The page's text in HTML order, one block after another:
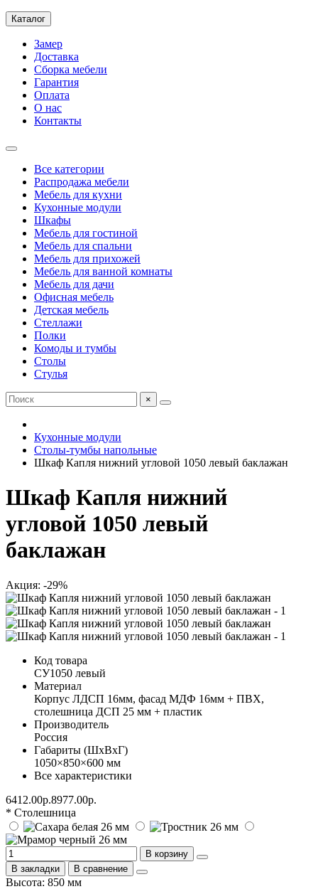
Каталог
Замер
Доставка
Сборка мебели
Гарантия
Оплата
О нас
Контакты
Все категории
Распродажа мебели
Мебель для кухни
Кухонные модули
Шкафы
Мебель для гостиной
Мебель для спальни
Мебель для прихожей
Мебель для ванной комнаты
Мебель для дачи
Офисная мебель
Детская мебель
Стеллажи
Полки
Комоды и тумбы
Столы
Стулья
×
Кухонные модули
Столы-тумбы напольные
Шкаф Капля нижний угловой 1050 левый баклажан
Шкаф Капля нижний
угловой 1050 левый
баклажан
Акция: -29%
Код товара
СУ1050 левый
Материал
Корпус ЛДСП 16мм, фасад МДФ 16мм + ПВХ,
столешница ДСП 25 мм + пластик
Производитель
Россия
Габариты (ШхВхГ)
1050×850×600 мм
Все характеристики
6412.00р.8977.00р.
* Столешница
В корзину
В закладки
В сравнение
Высота: 850 мм